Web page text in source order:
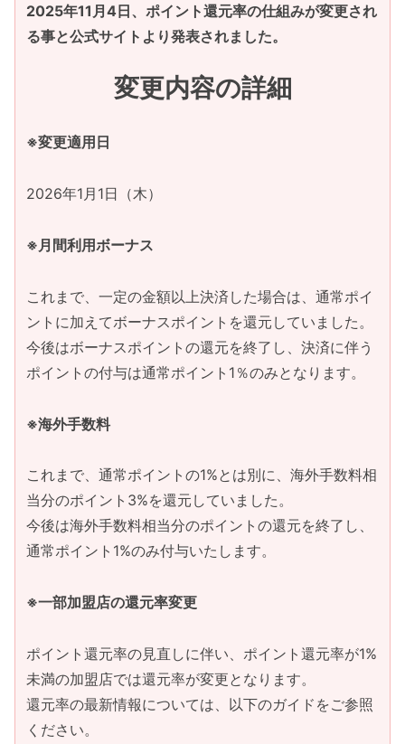
2025年11月4日、ポイント還元率の仕組みが変更され
る事と公式サイトより発表されました。
変更内容の詳細
※変更適用日
2026年1月1日（木）
※月間利用ボーナス
これまで、一定の金額以上決済した場合は、通常ポイ
ントに加えてボーナスポイントを還元していました。
今後はボーナスポイントの還元を終了し、決済に伴う
ポイントの付与は通常ポイント1％のみとなります。
※海外手数料
これまで、通常ポイントの1%とは別に、海外手数料相
当分のポイント3%を還元していました。
今後は海外手数料相当分のポイントの還元を終了し、
通常ポイント1%のみ付与いたします。
※一部加盟店の還元率変更
ポイント還元率の見直しに伴い、ポイント還元率が1%
未満の加盟店では還元率が変更となります。
還元率の最新情報については、以下のガイドをご参照
ください。